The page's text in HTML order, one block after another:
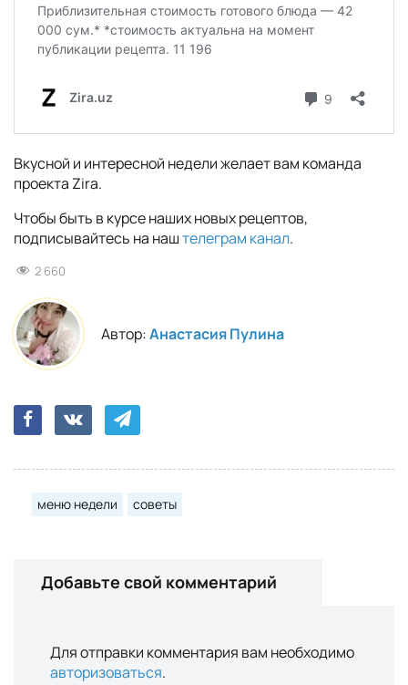
Вкусной и интересной недели желает вам команда
проекта Zira.
Чтобы быть в курсе наших новых рецептов,
подписывайтесь на наштелеграм канал.
2 660
Автор:Анастасия Пулина
меню недели советы
Добавьте свой комментарий
Для отправки комментария вам необходимо
авторизоваться.